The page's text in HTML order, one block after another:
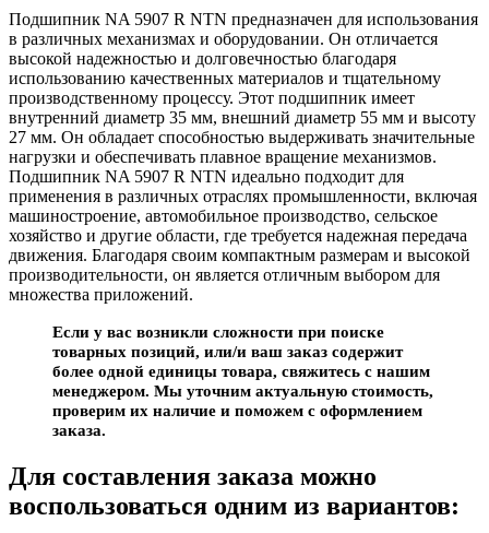
Подшипник NA 5907 R NTN предназначен для использования
в различных механизмах и оборудовании. Он отличается
высокой надежностью и долговечностью благодаря
использованию качественных материалов и тщательному
производственному процессу. Этот подшипник имеет
внутренний диаметр 35 мм, внешний диаметр 55 мм и высоту
27 мм. Он обладает способностью выдерживать значительные
нагрузки и обеспечивать плавное вращение механизмов.
Подшипник NA 5907 R NTN идеально подходит для
применения в различных отраслях промышленности, включая
машиностроение, автомобильное производство, сельское
хозяйство и другие области, где требуется надежная передача
движения. Благодаря своим компактным размерам и высокой
производительности, он является отличным выбором для
множества приложений.
Если у вас возникли сложности при поиске
товарных позиций, или/и ваш заказ содержит
более одной единицы товара, свяжитесь с нашим
менеджером. Мы уточним актуальную стоимость,
проверим их наличие и поможем с оформлением
заказа.
Для составления заказа можно
воспользоваться одним из вариантов: